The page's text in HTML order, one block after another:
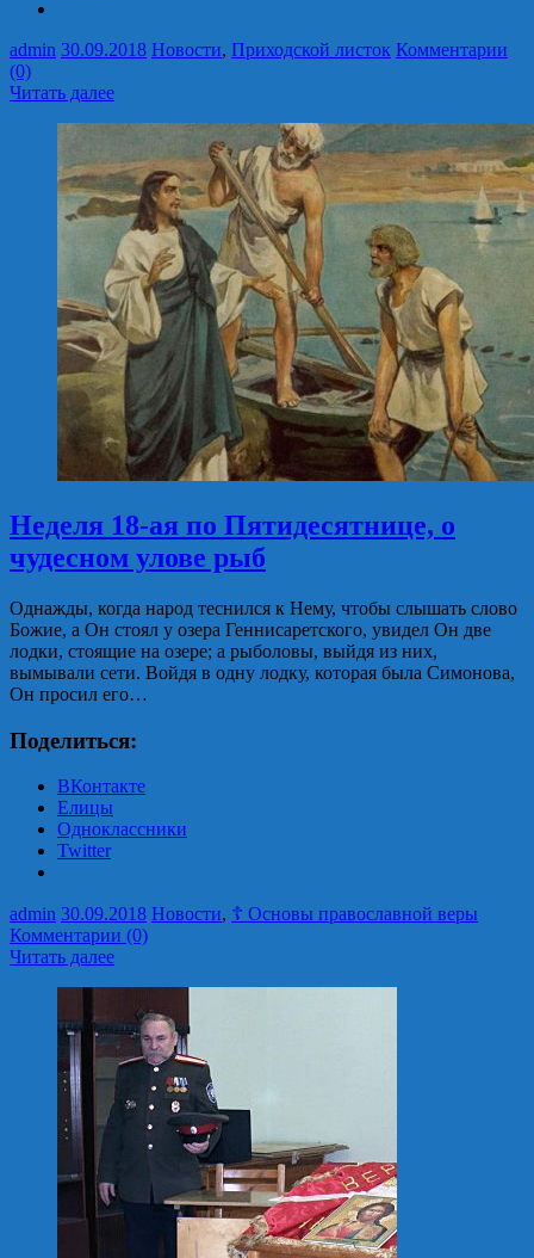
admin 30.09.2018 Новости, Приходской листок Комментарии
(0)
Читать далее
Неделя 18-ая по Пятидесятнице, о
чудесном улове рыб
Однажды, когда народ теснился к Нему, чтобы слышать слово
Божие, а Он стоял у озера Геннисаретского, увидел Он две
лодки, стоящие на озере; а рыболовы, выйдя из них,
вымывали сети. Войдя в одну лодку, которая была Симонова,
Он просил его…
Поделиться:
ВКонтакте
Елицы
Одноклассники
Twitter
admin 30.09.2018 Новости, ☦ Основы православной веры
Комментарии (0)
Читать далее